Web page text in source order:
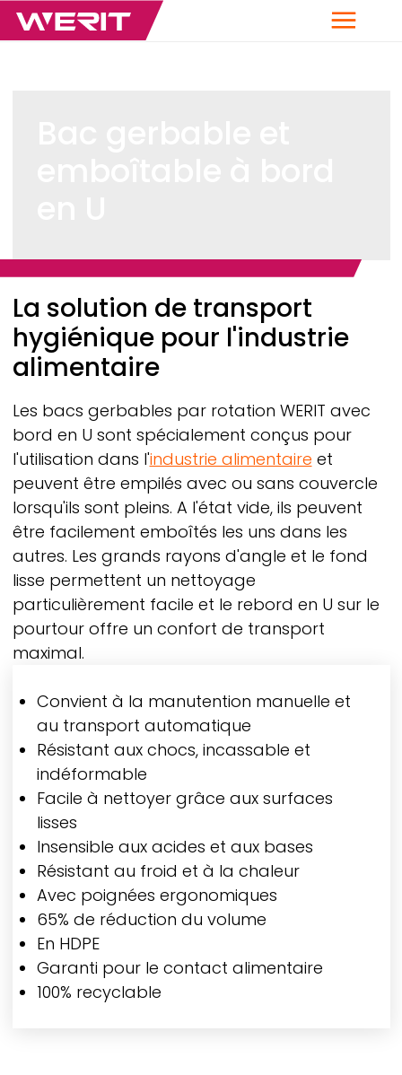
Menu
Breadcrumb
La solution de transport
hygiénique pour l'industrie
alimentaire
Les bacs gerbables par rotation WERIT avec
bord en U sont spécialement conçus pour
l'utilisation dans l'industrie alimentaire et
peuvent être empilés avec ou sans couvercle
lorsqu'ils sont pleins. A l'état vide, ils peuvent
être facilement emboîtés les uns dans les
autres. Les grands rayons d'angle et le fond
lisse permettent un nettoyage
particulièrement facile et le rebord en U sur le
pourtour offre un confort de transport
maximal.
Convient à la manutention manuelle et
au transport automatique
Résistant aux chocs, incassable et
indéformable
Facile à nettoyer grâce aux surfaces
lisses
Insensible aux acides et aux bases
Résistant au froid et à la chaleur
Avec poignées ergonomiques
65% de réduction du volume
En HDPE
Garanti pour le contact alimentaire
100% recyclable